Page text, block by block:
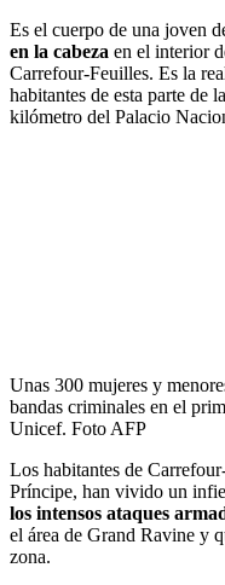
Es el cuerpo de una joven
en la cabeza en el interior
Carrefour-Feuilles. Es la
habitantes de esta parte de
kilómetro del Palacio
Unas 300 mujeres y
bandas criminales en el
Unicef. Foto AFP
Los habitantes de
Príncipe, han vivido un
los intensos ataques
el área de Grand Ravine y
zona.